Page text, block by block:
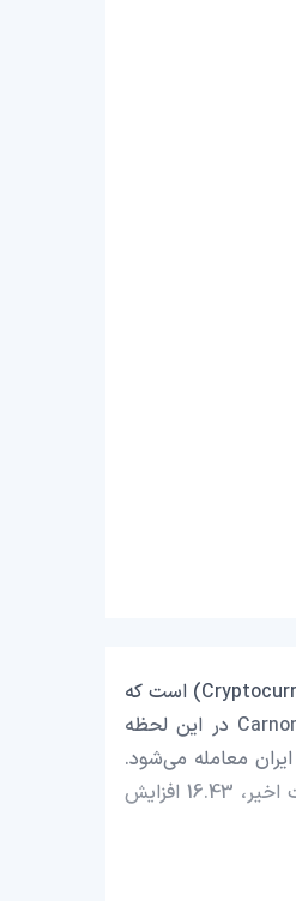
Carnomaly با نماد اختصاری (CARR) یک ارز دیجیتال (Digital Currency) یا رمزارز (Cryptocurrency) است که
با ارزش بازار حدود 267,508.37 دلار در رتبه 2533 بازار رمز ارزها قرار دارد. قیمت Carnomaly در این لحظه
تتر 0.9993 تومان، با قیمت 28.31 تومان در ایران معامله می‌شود.
حجم معاملات روزانه Carnomaly 20,774.45 دلار است و قیمت Carnomaly در 24 ساعت اخیر، 16.43 افزایش